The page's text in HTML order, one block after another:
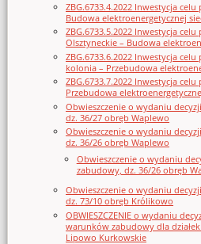
ZBG.6733.4.2022 Inwestycja
Budowa elektroenergetycznej
ZBG.6733.5.2022 Inwestycja
Olsztyneckie – Budowa
ZBG.6733.6.2022 Inwestycja
kolonia – Przebudowa
ZBG.6733.7.2022 Inwestycja
Przebudowa
Obwieszczenie o wydaniu
dz. 36/27 obręb Waplewo
Obwieszczenie o wydaniu
dz. 36/26 obręb Waplewo
Obwieszczenie o wydaniu
zabudowy, dz. 36/26 obręb
Obwieszczenie o wydaniu
dz. 73/10 obręb Królikowo
OBWIESZCZENIE o wydaniu
warunków zabudowy dla
Lipowo Kurkowskie